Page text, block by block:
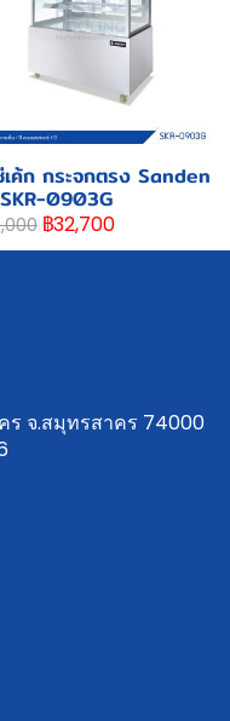
ค้ก กระจกตรง Sanden
0903G
฿32,700
ร จ.สมุทรสาคร 74000